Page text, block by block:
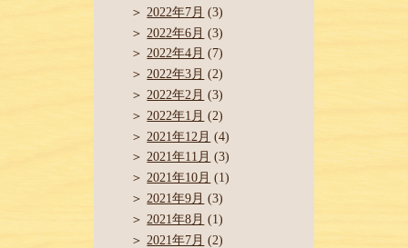
2022年7月 (3)
2022年6月 (3)
2022年4月 (7)
2022年3月 (2)
2022年2月 (3)
2022年1月 (2)
2021年12月 (4)
2021年11月 (3)
2021年10月 (1)
2021年9月 (3)
2021年8月 (1)
2021年7月 (2)